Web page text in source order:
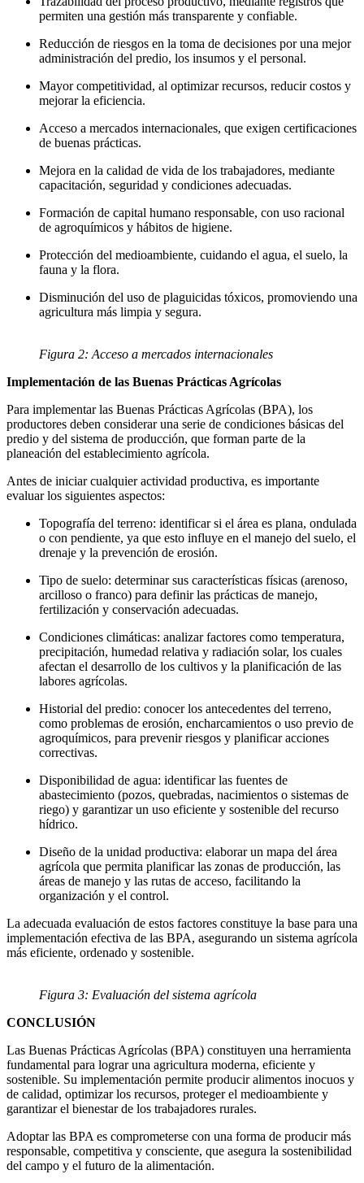
permiten una gestión más transparente y confiable.
Reducción de riesgos en la toma de decisiones por una mejor
administración del predio, los insumos y el personal.
Mayor competitividad, al optimizar recursos, reducir costos y
mejorar la eficiencia.
Acceso a mercados internacionales, que exigen certificaciones
de buenas prácticas.
Mejora en la calidad de vida de los trabajadores, mediante
capacitación, seguridad y condiciones adecuadas.
Formación de capital humano responsable, con uso racional
de agroquímicos y hábitos de higiene.
Protección del medioambiente, cuidando el agua, el suelo, la
fauna y la flora.
Disminución del uso de plaguicidas tóxicos, promoviendo una
agricultura más limpia y segura.
Figura 2: Acceso a mercados internacionales
Implementación de las Buenas Prácticas Agrícolas
Para implementar las Buenas Prácticas Agrícolas (BPA), los
productores deben considerar una serie de condiciones básicas del
predio y del sistema de producción, que forman parte de la
planeación del establecimiento agrícola.
Antes de iniciar cualquier actividad productiva, es importante
evaluar los siguientes aspectos:
Topografía del terreno: identificar si el área es plana, ondulada
o con pendiente, ya que esto influye en el manejo del suelo, el
drenaje y la prevención de erosión.
Tipo de suelo: determinar sus características físicas (arenoso,
arcilloso o franco) para definir las prácticas de manejo,
fertilización y conservación adecuadas.
Condiciones climáticas: analizar factores como temperatura,
precipitación, humedad relativa y radiación solar, los cuales
afectan el desarrollo de los cultivos y la planificación de las
labores agrícolas.
Historial del predio: conocer los antecedentes del terreno,
como problemas de erosión, encharcamientos o uso previo de
agroquímicos, para prevenir riesgos y planificar acciones
correctivas.
Disponibilidad de agua: identificar las fuentes de
abastecimiento (pozos, quebradas, nacimientos o sistemas de
riego) y garantizar un uso eficiente y sostenible del recurso
hídrico.
Diseño de la unidad productiva: elaborar un mapa del área
agrícola que permita planificar las zonas de producción, las
áreas de manejo y las rutas de acceso, facilitando la
organización y el control.
La adecuada evaluación de estos factores constituye la base para una
implementación efectiva de las BPA, asegurando un sistema agrícola
más eficiente, ordenado y sostenible.
Figura 3: Evaluación del sistema agrícola
CONCLUSIÓN
Las Buenas Prácticas Agrícolas (BPA) constituyen una herramienta
fundamental para lograr una agricultura moderna, eficiente y
sostenible. Su implementación permite producir alimentos inocuos y
de calidad, optimizar los recursos, proteger el medioambiente y
garantizar el bienestar de los trabajadores rurales.
Adoptar las BPA es comprometerse con una forma de producir más
responsable, competitiva y consciente, que asegura la sostenibilidad
del campo y el futuro de la alimentación.